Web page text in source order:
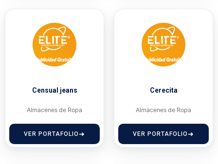
Censual jeans
Almacenes de Ropa
VER PORTAFOLIO
Cerecita
Almacenes de Ropa
VER PORTAFOLIO